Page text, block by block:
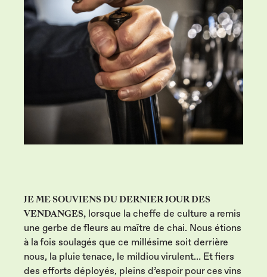
JE ME SOUVIENS DU DERNIER JOUR DES
VENDANGES, lorsque la cheffe de culture a remis
une gerbe de fleurs au maître de chai. Nous étions
à la fois soulagés que ce millésime soit derrière
nous, la pluie tenace, le mildiou virulent… Et fiers
des efforts déployés, pleins d’espoir pour ces vins